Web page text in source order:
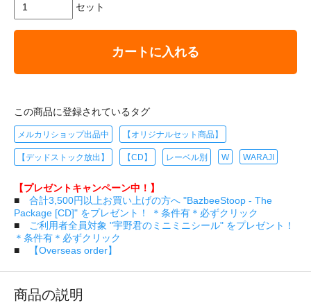
セット
カートに入れる
この商品に登録されているタグ
メルカリショップ出品中 【オリジナルセット商品】
【デッドストック放出】 【CD】 レーベル別 W WARAJI
【プレゼントキャンペーン中！】
■ 合計3,500円以上お買い上げの方へ "BazbeeStoop - The
Package [CD]" をプレゼント！ ＊条件有＊必ずクリック
■
ご利用者全員対象 "宇野君のミニミニシール" をプレゼント！
＊条件有＊必ずクリック
■
【Overseas order】
商品の説明